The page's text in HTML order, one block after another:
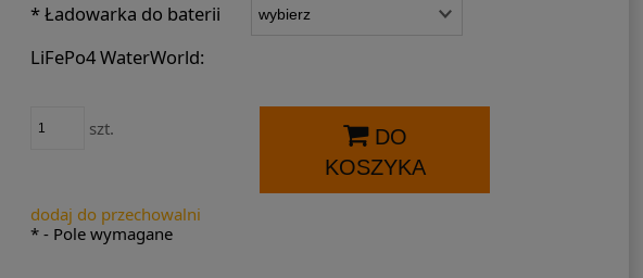
*Ładowarka do baterii
LiFePo4 WaterWorld:
szt.
DO
KOSZYKA
dodaj do przechowalni
*- Pole wymagane